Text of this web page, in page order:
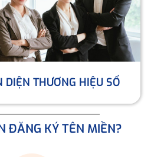
DIỆN THƯƠNG HIỆU SỐ
ĐĂNG KÝ TÊN MIỀN?